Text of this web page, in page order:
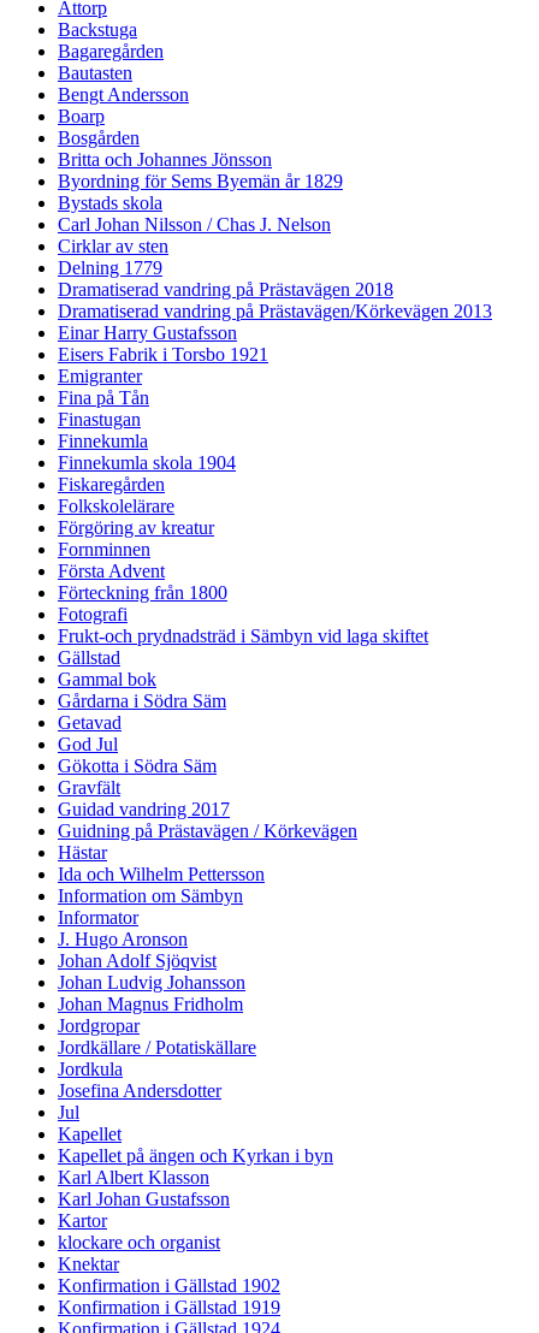
Attorp
Backstuga
Bagaregården
Bautasten
Bengt Andersson
Boarp
Bosgården
Britta och Johannes Jönsson
Byordning för Sems Byemän år 1829
Bystads skola
Carl Johan Nilsson / Chas J. Nelson
Cirklar av sten
Delning 1779
Dramatiserad vandring på Prästavägen 2018
Dramatiserad vandring på Prästavägen/Körkevägen 2013
Einar Harry Gustafsson
Eisers Fabrik i Torsbo 1921
Emigranter
Fina på Tån
Finastugan
Finnekumla
Finnekumla skola 1904
Fiskaregården
Folkskolelärare
Förgöring av kreatur
Fornminnen
Första Advent
Förteckning från 1800
Fotografi
Frukt-och prydnadsträd i Sämbyn vid laga skiftet
Gällstad
Gammal bok
Gårdarna i Södra Säm
Getavad
God Jul
Gökotta i Södra Säm
Gravfält
Guidad vandring 2017
Guidning på Prästavägen / Körkevägen
Hästar
Ida och Wilhelm Pettersson
Information om Sämbyn
Informator
J. Hugo Aronson
Johan Adolf Sjöqvist
Johan Ludvig Johansson
Johan Magnus Fridholm
Jordgropar
Jordkällare / Potatiskällare
Jordkula
Josefina Andersdotter
Jul
Kapellet
Kapellet på ängen och Kyrkan i byn
Karl Albert Klasson
Karl Johan Gustafsson
Kartor
klockare och organist
Knektar
Konfirmation i Gällstad 1902
Konfirmation i Gällstad 1919